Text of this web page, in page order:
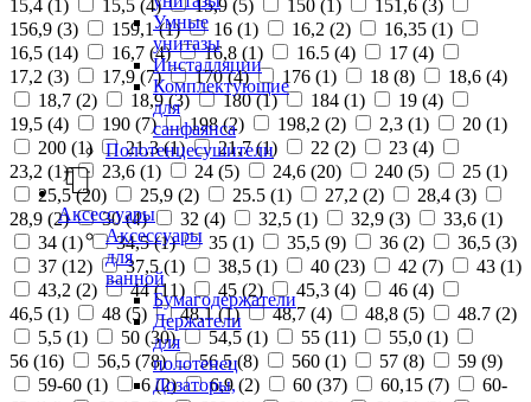
Умные
унитазы
Инсталляции
Комплектующие
для
санфаянса
Полотенцесушители
Аксессуары
Аксессуары
для
ванной
Бумагодержатели
Держатели
для
полотенец
Дозаторы,
15,4 (1 ) 15,5 (4) 15,9 (5) 150 (1 ) 151,6 (3)
156,9 (3) 159,1 (1) 16 (1) 16,2 (2) 16,35 (1)
16,5 (14) 16,7 (4) 16,8 (1) 16.5 (4) 17 (4)
17,2 (3) 17,9 (7) 170 (4) 176 (1) 18 (8) 18,6 (4)
18,7 (2) 18,9 (3) 180 (1) 184 (1) 19 (4)
19,5 (4) 190 (7) 198 (2) 198,2 (2) 2,3 (1) 20 (1)
200 (1) 21,3 (1) 21,7 (1) 22 (2) 23 (4)
23,2 (1) 23,6 (1) 24 (5) 24,6 (20) 240 (5) 25 (1)
25,5 (20) 25,9 (2) 25.5 (1) 27,2 (2) 28,4 (3)
28,9 (2) 30 (4) 32 (4) 32,5 (1) 32,9 (3) 33,6 (1)
34 (1) 34,5 (1) 35 (1) 35,5 (9) 36 (2) 36,5 (3)
37 (12) 37,5 (1) 38,5 (1) 40 (23) 42 (7) 43 (1)
43,2 (2) 44 (11) 45 (2) 45,3 (4) 46 (4)
46,5 (1) 48 (5) 48,1 (1) 48,7 (4) 48,8 (5) 48.7 (2)
5,5 (1) 50 (30) 54,5 (1) 55 (11) 55,0 (1)
56 (16) 56,5 (78) 56.5 (8) 560 (1) 57 (8) 59 (9)
59-60 (1) 6 (2) 6,9 (2) 60 (37) 60,15 (7)
60-